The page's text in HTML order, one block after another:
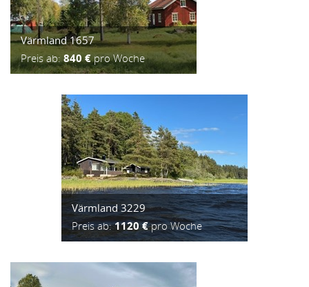
Värmland 1657
Preis ab:840 €pro Woche
Värmland 3229
Preis ab:1120 €pro Woche